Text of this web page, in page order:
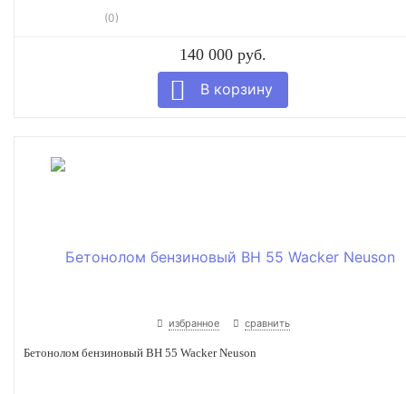
(0)
140 000 руб.
избранное сравнить
Бетонолом бензиновый BH 55 Wacker Neuson